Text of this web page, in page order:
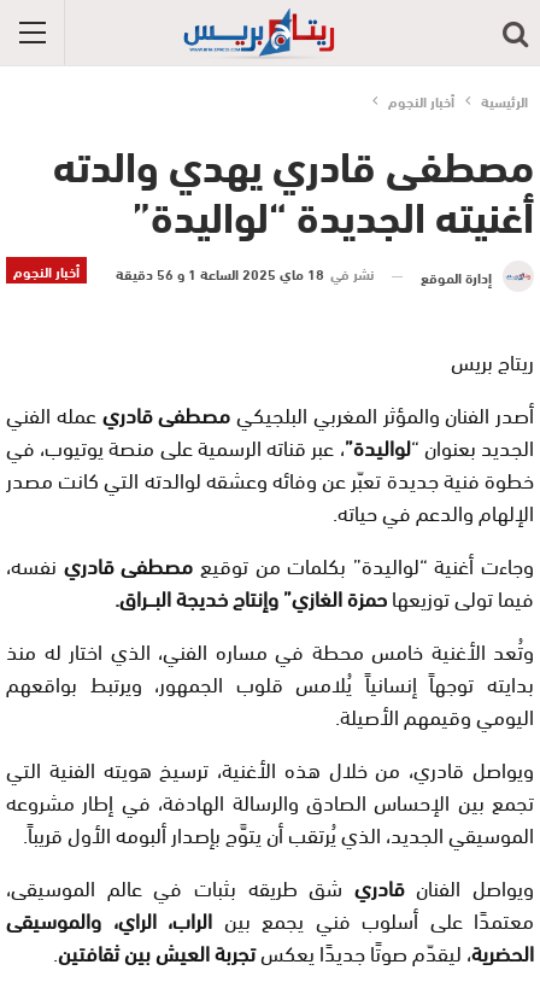
الرئيسية أخبار النجوم
مصطفى قادري يهدي والدته
أغنيته الجديدة “لواليدة”
أخبار النجوم إدارة الموقع نشر في 18 ماي 2025 الساعة 1 و 56 دقيقة
ريتاج بريس
أصدر الفنان والمؤثر المغربي البلجيكيمصطفى قادريعمله الفني
الجديد بعنوان “لواليدة”، عبر قناته الرسمية على منصة يوتيوب، في
خطوة فنية جديدة تعبّر عن وفائه وعشقه لوالدته التي كانت مصدر
الإلهام والدعم في حياته.
وجاءت أغنية “لواليدة” بكلمات من توقيعمصطفى قادري نفسه،
فيما تولى توزيعهاحمزة الغازي” وإنتاج خديجة البـــراق.
وتُعد الأغنية خامس محطة في مساره الفني، الذي اختار له منذ
بدايته توجهاً إنسانياً يُلامس قلوب الجمهور، ويرتبط بواقعهم
اليومي وقيمهم الأصيلة.
ويواصل قادري، من خلال هذه الأغنية، ترسيخ هويته الفنية التي
تجمع بين الإحساس الصادق والرسالة الهادفة، في إطار مشروعه
الموسيقي الجديد، الذي يُرتقب أن يتوَّج بإصدار ألبومه الأول قريباً.
ويواصل الفنانقادري شق طريقه بثبات في عالم الموسيقى،
معتمدًا على أسلوب فني يجمع بين الراب، الراي، والموسيقى
الحضرية، ليقدّم صوتًا جديدًا يعكستجربة العيش بين ثقافتين.